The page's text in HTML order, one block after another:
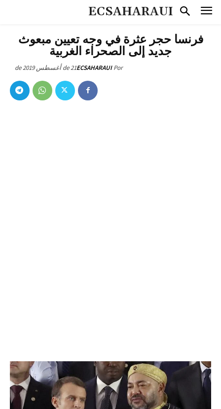
ECSAHARAUI
فرنسا حجر عثرة في وجه تعيين مبعوث
جديد إلى الصحراء الغربية
Por
ECSAHARAUI21 de أغسطس de 2019